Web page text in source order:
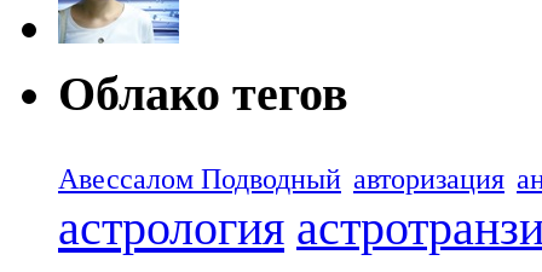
Облако тегов
Авессалом Подводный авторизация
астрология